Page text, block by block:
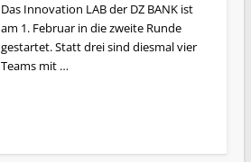
Das Innovation LAB der DZ BANK ist
am 1. Februar in die zweite Runde
gestartet. Statt drei sind diesmal vier
Teams mit …